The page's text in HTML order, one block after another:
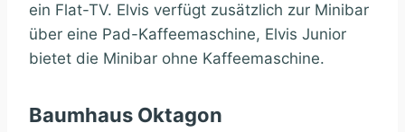
ein Flat-TV. Elvis verfügt zusätzlich zur Minibar
über eine Pad-Kaffeemaschine, Elvis Junior
bietet die Minibar ohne Kaffeemaschine.
Baumhaus Oktagon